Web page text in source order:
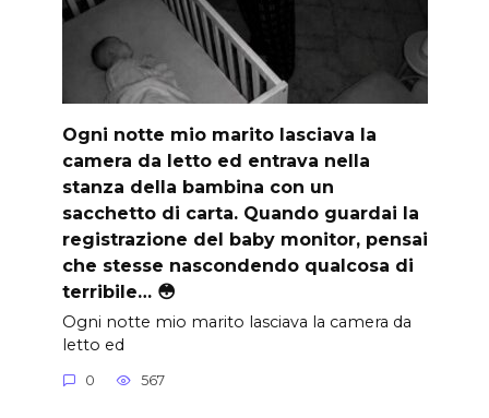
Ogni notte mio marito lasciava la
camera da letto ed entrava nella
stanza della bambina con un
sacchetto di carta. Quando guardai la
registrazione del baby monitor, pensai
che stesse nascondendo qualcosa di
terribile… 😳
Ogni notte mio marito lasciava la camera da
letto ed
0 567